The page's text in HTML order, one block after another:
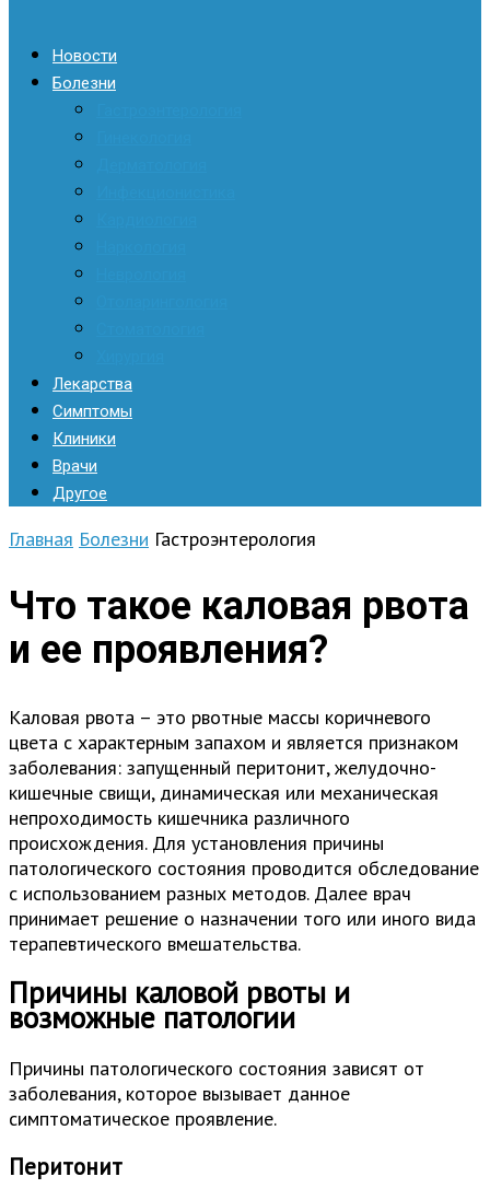
Новости
Болезни
Лекарства
Симптомы
Клиники
Врачи
Другое
Главная Болезни Гастроэнтерология
Что такое каловая рвота
и ее проявления?
Каловая рвота – это рвотные массы коричневого
цвета с характерным запахом и является признаком
заболевания: запущенный перитонит, желудочно-
кишечные свищи, динамическая или механическая
непроходимость кишечника различного
происхождения. Для установления причины
патологического состояния проводится обследование
с использованием разных методов. Далее врач
принимает решение о назначении того или иного вида
терапевтического вмешательства.
Причины каловой рвоты и
возможные патологии
Причины патологического состояния зависят от
заболевания, которое вызывает данное
симптоматическое проявление.
Перитонит